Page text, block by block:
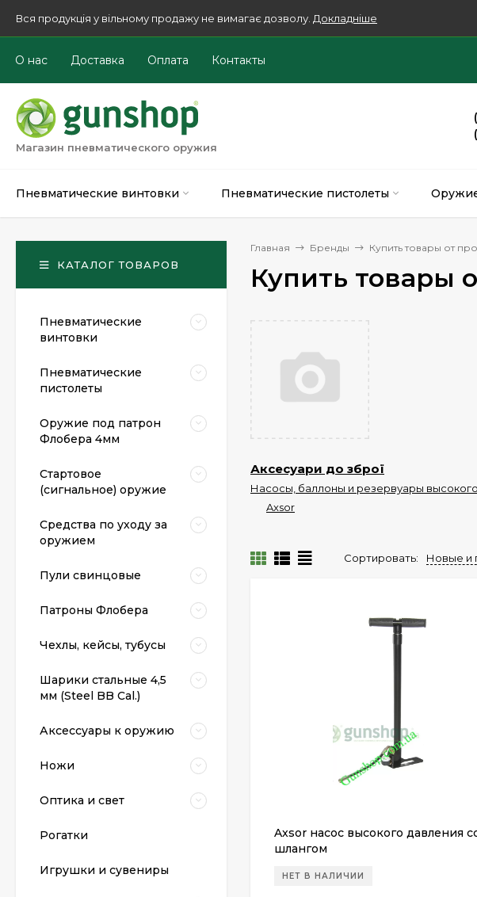
Вся продукція у вільному продажу не вимагає дозволу. Докладніше
О нас Доставка Оплата Контакты
Магазин пневматического оружия
Пневматические винтовки Пневматические пистолеты
Главная Бренды Купить товары от
Купить товары
Аксесуари до зброї
Насосы, баллоны и резервуары
Axsor
Сортировать: Новые и
Axsor насос высокого давления
шлангом
НЕТ В НАЛИЧИИ
КАТАЛОГ ТОВАРОВ
Пневматические
винтовки
Пневматические
пистолеты
Оружие под патрон
Флобера 4мм
Стартовое
(сигнальное) оружие
Средства по уходу за
оружием
Пули свинцовые
Патроны Флобера
Чехлы, кейсы, тубусы
Шарики стальные 4,5
мм (Steel BB Cal.)
Аксессуары к оружию
Ножи
Оптика и свет
Рогатки
Игрушки и сувениры
пистолет Colt Special